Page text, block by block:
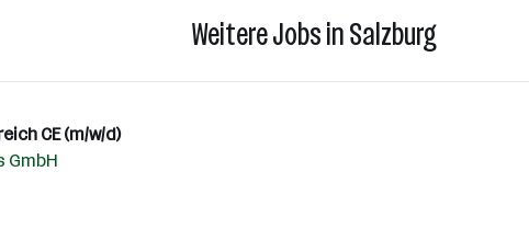
Weitere Jobs in Salzburg
CE (m/w/d)
GmbH